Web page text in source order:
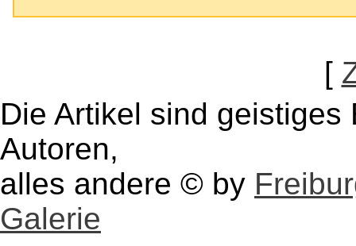
[
Die Artikel sind
Autoren,
alles andere © by
Galerie